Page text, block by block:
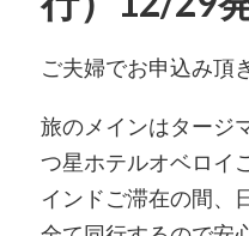
ご夫婦でお申込み頂
旅のメインはタージ
つ星ホテルオベロイ
インドご滞在の間、